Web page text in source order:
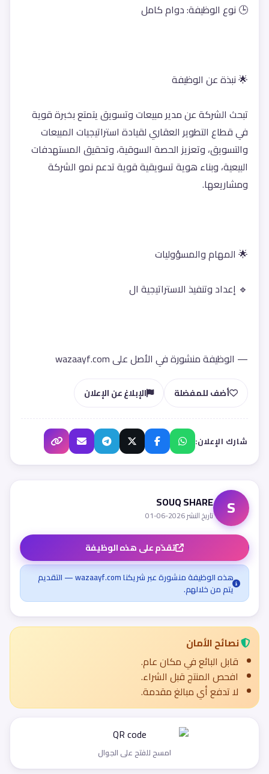
🕒 نوع الوظيفة: دوام كامل
🌟 نبذة عن الوظيفة
ومشاريعها.
🌟 المهام والمسؤوليات
🔹 إعداد وتنفيذ الاستراتيجية ال
— الوظيفة منشورة في الأصل على wazaayf.com
أضف للمفضلة الإبلاغ عن الإعلان
شارك الإعلان:
S
SOUQ SHARE
تاريخ النشر 2026-06-01
تقدّم على هذه الوظيفة
هذه الوظيفة منشورة عبر شريكنا wazaayf.com — التقديم
يتم من خلالهم.
نصائح الأمان
قابل البائع في مكان عام.
افحص المنتج قبل الشراء.
لا تدفع أي مبالغ مقدمة.
امسح للفتح على الجوال